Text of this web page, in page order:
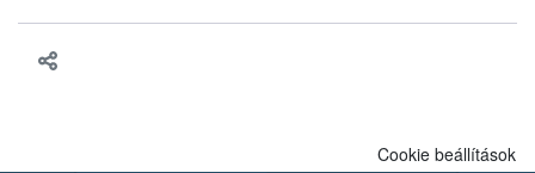
Cookie beállítások